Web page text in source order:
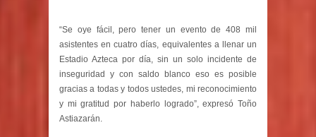
“Se oye fácil, pero tener un evento de 408 mil
asistentes en cuatro días, equivalentes a llenar un
Estadio Azteca por día, sin un solo incidente de
inseguridad y con saldo blanco eso es posible
gracias a todas y todos ustedes, mi reconocimiento
y mi gratitud por haberlo logrado”, expresó Toño
Astiazarán.